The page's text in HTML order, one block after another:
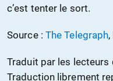
c’est tenter le sort.
Source : The Telegraph
Traduit par les
Traduction librement